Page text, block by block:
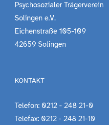
Psychosozialer Trägerverein
Solingen e.V.
Eichenstraße 105-109
42659 Solingen
KONTAKT
Telefon: 0212 - 248 21-0
Telefax: 0212 - 248 21-10